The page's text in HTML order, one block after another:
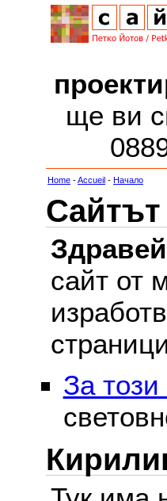
ще ви
Home -Accueil - Начало
сайт от
За този